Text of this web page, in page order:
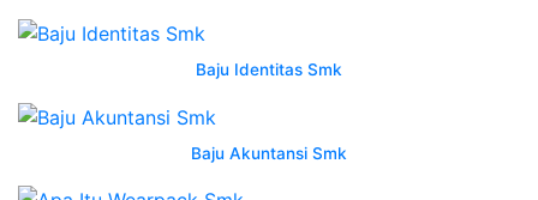
bapelright
seragam
sekolah
sekolah
Baju Identitas Smk
Baju Akuntansi Smk